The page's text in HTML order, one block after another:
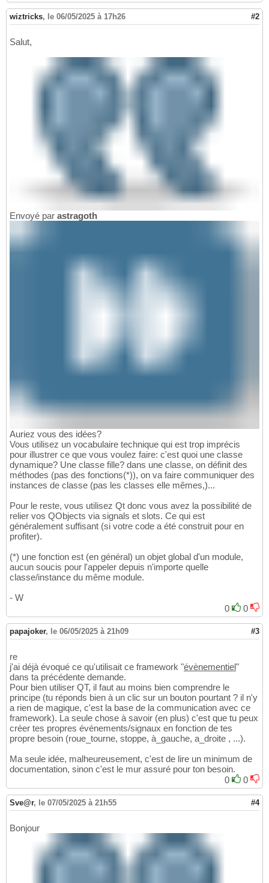
wiztricks, le 06/05/2025 à 17h26 #2
Salut,
Envoyé par astragoth
Auriez vous des idées?
Vous utilisez un vocabulaire technique qui est trop imprécis
pour illustrer ce que vous voulez faire: c'est quoi une classe
dynamique? Une classe fille? dans une classe, on définit des
méthodes (pas des fonctions(*)), on va faire communiquer des
instances de classe (pas les classes elle mêmes,)...
Pour le reste, vous utilisez Qt donc vous avez la possibilité de
relier vos QObjects via signals et slots. Ce qui est
généralement suffisant (si votre code a été construit pour en
profiter).
(*) une fonction est (en général) un objet global d'un module,
aucun soucis pour l'appeler depuis n'importe quelle
classe/instance du même module.
- W
0
0
papajoker, le 06/05/2025 à 21h09 #3
re
j'ai déjà évoqué ce qu'utilisait ce framework "évènementiel"
dans ta précédente demande.
Pour bien utiliser QT, il faut au moins bien comprendre le
principe (tu réponds bien à un clic sur un bouton pourtant ? il n'y
a rien de magique, c'est la base de la communication avec ce
framework). La seule chose à savoir (en plus) c'est que tu peux
créer tes propres événements/signaux en fonction de tes
propre besoin (roue_tourne, stoppe, à_gauche, a_droite , ...).
Ma seule idée, malheureusement, c'est de lire un minimum de
documentation, sinon c'est le mur assuré pour ton besoin.
0
0
Sve@r, le 07/05/2025 à 21h55 #4
Bonjour